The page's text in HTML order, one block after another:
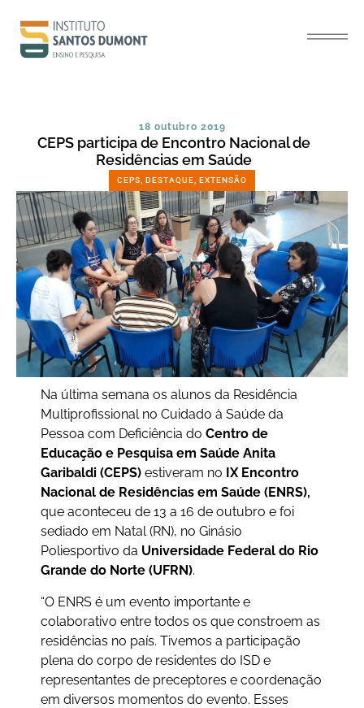
18 outubro 2019
CEPS participa de Encontro Nacional de
Residências em Saúde
CEPS DESTAQUE EXTENSÃO
Na última semana os alunos da Residência
Multiprofissional no Cuidado à Saúde da
Pessoa com Deficiência do Centro de
Educação e Pesquisa em Saúde Anita
Garibaldi (CEPS) estiveram no IX Encontro
Nacional de Residências em Saúde (ENRS),
que aconteceu de 13 a 16 de outubro e foi
sediado em Natal (RN), no Ginásio
Poliesportivo da Universidade Federal do Rio
Grande do Norte (UFRN).
“O ENRS é um evento importante e
colaborativo entre todos os que constroem as
residências no país. Tivemos a participação
plena do corpo de residentes do ISD e
representantes de preceptores e coordenação
em diversos momentos do evento. Esses